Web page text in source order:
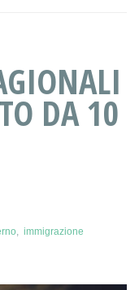
DA 10
,immigrazione